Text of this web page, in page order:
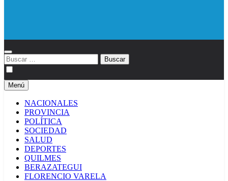
Buscar:
Menú
NACIONALES
PROVINCIA
POLÍTICA
SOCIEDAD
SALUD
DEPORTES
QUILMES
BERAZATEGUI
FLORENCIO VARELA